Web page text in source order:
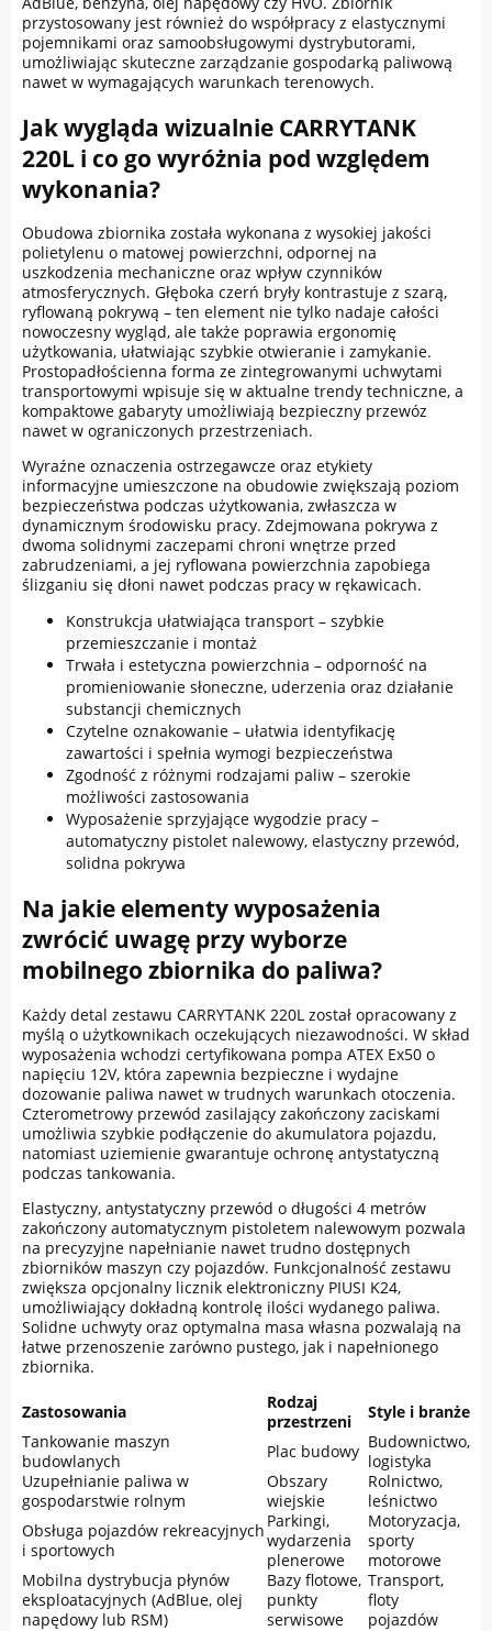
przystosowany jest również do współpracy z elastycznymi
pojemnikami oraz samoobsługowymi dystrybutorami,
umożliwiając skuteczne zarządzanie gospodarką paliwową
nawet w wymagających warunkach terenowych.
Jak wygląda wizualnie CARRYTANK
220L i co go wyróżnia pod względem
wykonania?
Obudowa zbiornika została wykonana z wysokiej jakości
polietylenu o matowej powierzchni, odpornej na
uszkodzenia mechaniczne oraz wpływ czynników
atmosferycznych. Głęboka czerń bryły kontrastuje z szarą,
ryflowaną pokrywą – ten element nie tylko nadaje całości
nowoczesny wygląd, ale także poprawia ergonomię
użytkowania, ułatwiając szybkie otwieranie i zamykanie.
Prostopadłościenna forma ze zintegrowanymi uchwytami
transportowymi wpisuje się w aktualne trendy techniczne, a
kompaktowe gabaryty umożliwiają bezpieczny przewóz
nawet w ograniczonych przestrzeniach.
Wyraźne oznaczenia ostrzegawcze oraz etykiety
informacyjne umieszczone na obudowie zwiększają poziom
bezpieczeństwa podczas użytkowania, zwłaszcza w
dynamicznym środowisku pracy. Zdejmowana pokrywa z
dwoma solidnymi zaczepami chroni wnętrze przed
zabrudzeniami, a jej ryflowana powierzchnia zapobiega
ślizganiu się dłoni nawet podczas pracy w rękawicach.
Konstrukcja ułatwiająca transport – szybkie
przemieszczanie i montaż
Trwała i estetyczna powierzchnia – odporność na
promieniowanie słoneczne, uderzenia oraz działanie
substancji chemicznych
Czytelne oznakowanie – ułatwia identyfikację
zawartości i spełnia wymogi bezpieczeństwa
Zgodność z różnymi rodzajami paliw – szerokie
możliwości zastosowania
Wyposażenie sprzyjające wygodzie pracy –
automatyczny pistolet nalewowy, elastyczny przewód,
solidna pokrywa
Na jakie elementy wyposażenia
zwrócić uwagę przy wyborze
mobilnego zbiornika do paliwa?
Każdy detal zestawu CARRYTANK 220L został opracowany z
myślą o użytkownikach oczekujących niezawodności. W skład
wyposażenia wchodzi certyfikowana pompa ATEX Ex50 o
napięciu 12V, która zapewnia bezpieczne i wydajne
dozowanie paliwa nawet w trudnych warunkach otoczenia.
Czterometrowy przewód zasilający zakończony zaciskami
umożliwia szybkie podłączenie do akumulatora pojazdu,
natomiast uziemienie gwarantuje ochronę antystatyczną
podczas tankowania.
Elastyczny, antystatyczny przewód o długości 4 metrów
zakończony automatycznym pistoletem nalewowym pozwala
na precyzyjne napełnianie nawet trudno dostępnych
zbiorników maszyn czy pojazdów. Funkcjonalność zestawu
zwiększa opcjonalny licznik elektroniczny PIUSI K24,
umożliwiający dokładną kontrolę ilości wydanego paliwa.
Solidne uchwyty oraz optymalna masa własna pozwalają na
łatwe przenoszenie zarówno pustego, jak i napełnionego
zbiornika.
Zastosowania
Rodzaj
przestrzeni
Style i branże
Tankowanie maszyn
budowlanych
Plac budowy Budownictwo,
logistyka
Uzupełnianie paliwa w
gospodarstwie rolnym
Obszary
wiejskie
Rolnictwo,
leśnictwo
Obsługa pojazdów rekreacyjnych
i sportowych
Parkingi,
wydarzenia
plenerowe
Motoryzacja,
sporty
motorowe
Mobilna dystrybucja płynów
eksploatacyjnych (AdBlue, olej
napędowy lub RSM)
Bazy flotowe,
punkty
serwisowe
Transport,
floty
pojazdów